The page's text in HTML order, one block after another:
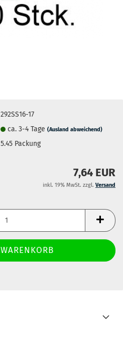
292SS16-17
ca. 3-4 Tage(Ausland abweichend)
5.45 Packung
7,64 EUR
inkl. 19% MwSt. zzgl. Versand